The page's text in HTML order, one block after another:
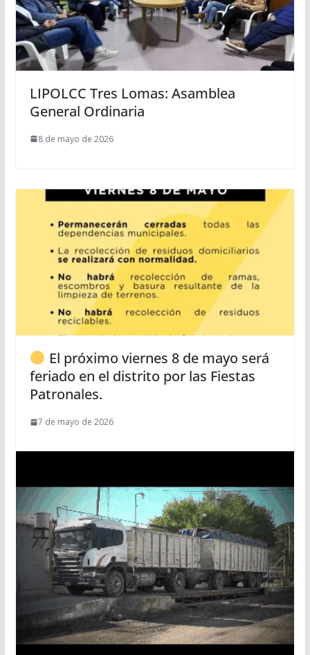
LIPOLCC Tres Lomas: Asamblea
General Ordinaria
8 de mayo de 2026
El próximo viernes 8 de mayo será
feriado en el distrito por las Fiestas
Patronales.
7 de mayo de 2026